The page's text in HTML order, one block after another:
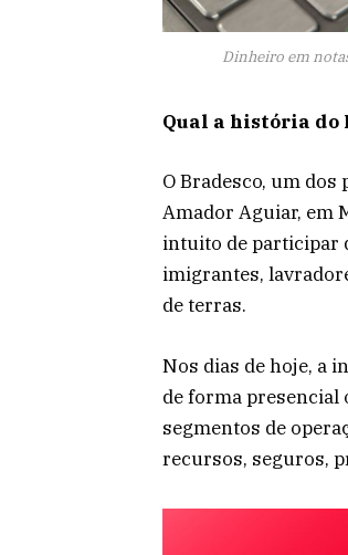
Dinheiro em
Qual a história do
O Bradesco, um
Amador Aguiar, em
intuito de participar
imigrantes,
de terras.
Nos dias de hoje, a
de forma presencial
segmentos de
recursos, seguros,